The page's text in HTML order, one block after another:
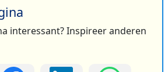
interessant? Inspireer anderen